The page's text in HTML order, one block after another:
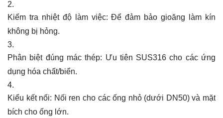
Kiểm tra nhiệt độ làm việc: Để đảm bảo gioăng làm kín
không bị hỏng.
Phân biệt đúng mác thép: Ưu tiên SUS316 cho các ứng
dụng hóa chất/biển.
Kiểu kết nối: Nối ren cho các ống nhỏ (dưới DN50) và mặt
bích cho ống lớn.